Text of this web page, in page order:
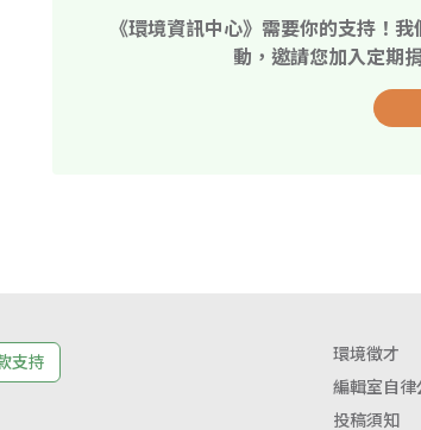
《環境資訊中心》需要你的支持！
動，邀請您加入定期
支持 環境徵才
編輯室自律
投稿須知